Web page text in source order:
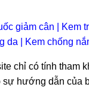
giảm cân Kem
da
Kem chống
chỉ có tính tham
sự hướng dẫn của